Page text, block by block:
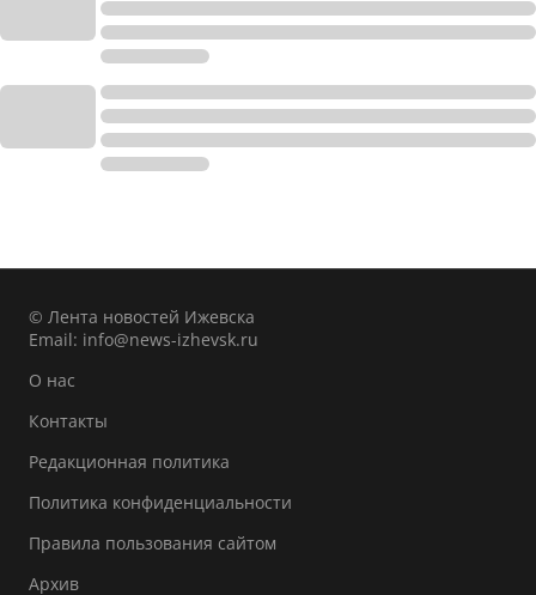
© Лента новостей Ижевска
Email: info@news-izhevsk.ru
О нас
Контакты
Редакционная политика
Политика конфиденциальности
Правила пользования сайтом
Архив